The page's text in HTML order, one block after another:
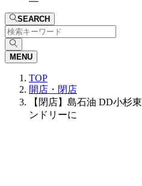
SEARCH
MENU
TOP
開店・閉店
【閉店】島石油 DD小杉
ンドリーに